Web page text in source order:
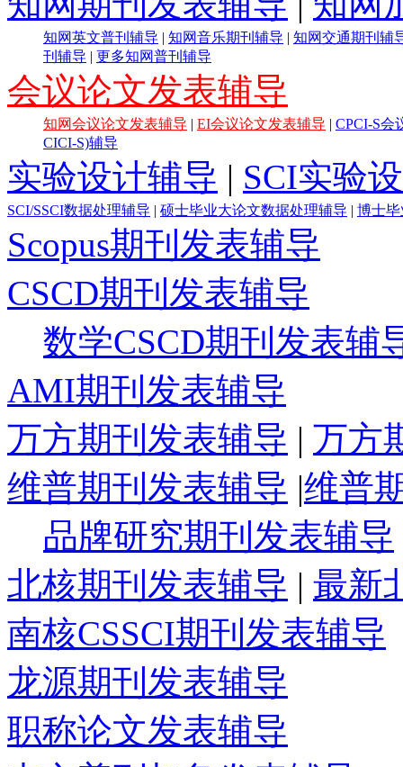
知网英文普刊辅导 知网音乐期刊辅导
知网交通期刊辅
刊辅导
更多知网普刊辅导
会议论文发表辅导
知网会议论文发表辅导 EI会议论文发表辅导
CPCI-S会
CICI-S)辅导
实验设计辅导 | SCI实验
SCI/SSCI数据处理辅导 硕士毕业大论文数据处理辅导 博士
Scopus期刊发表辅导
CSCD期刊发表辅导
数学CSCD期刊发表辅
AMI期刊发表辅导
万方期刊发表辅导 | 万方
维普期刊发表辅导 |维普
品牌研究期刊发表辅导
北核期刊发表辅导 | 最新
南核CSSCI期刊发表辅导
龙源期刊发表辅导
职称论文发表辅导